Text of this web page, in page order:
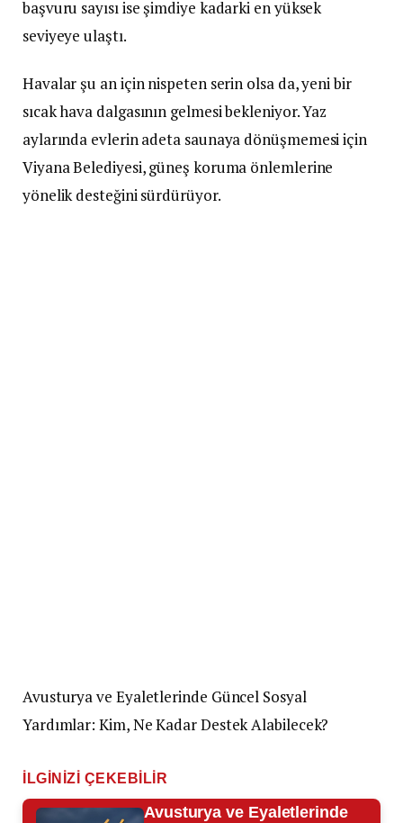
başvuru sayısı ise şimdiye kadarki en yüksek
seviyeye ulaştı.
Havalar şu an için nispeten serin olsa da, yeni bir
sıcak hava dalgasının gelmesi bekleniyor. Yaz
aylarında evlerin adeta saunaya dönüşmemesi için
Viyana Belediyesi, güneş koruma önlemlerine
yönelik desteğini sürdürüyor.
Avusturya ve Eyaletlerinde Güncel Sosyal
Yardımlar: Kim, Ne Kadar Destek Alabilecek?
İLGINIZI ÇEKEBILIR
Avusturya ve Eyaletlerinde